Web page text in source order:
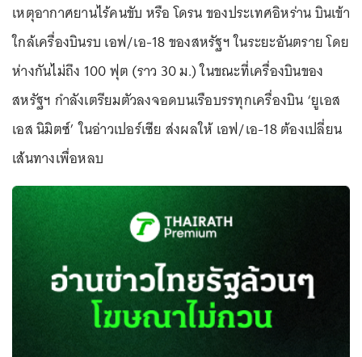
เหตุอากาศยานไร้คนขับ หรือ โดรน ของประเทศอิหร่าน บินเข้า
ใกล้เครื่องบินรบ เอฟ/เอ-18 ของสหรัฐฯ ในระยะอันตราย โดย
ห่างกันไม่ถึง 100 ฟุต (ราว 30 ม.) ในขณะที่เครื่องบินของ
สหรัฐฯ กำลังเตรียมตัวลงจอดบนเรือบรรทุกเครื่องบิน ‘ยูเอส
เอส นิมิตซ์’ ในอ่าวเปอร์เซีย ส่งผลให้ เอฟ/เอ-18 ต้องเปลี่ยน
เส้นทางเพื่อหลบ